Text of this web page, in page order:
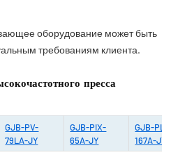
оборудование может быть
требованиям клиента.
пресса
GJB-PV-
79LA-JY
GJB-PIX-
65A-JY
GJB-PL-
167A-JY